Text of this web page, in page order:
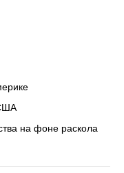
на фоне раскола